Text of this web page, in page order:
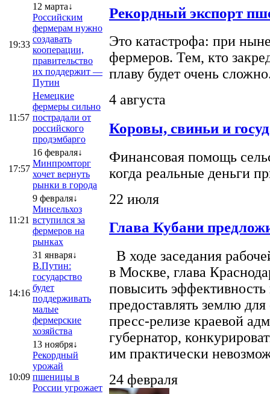
19:33
12 марта↓
Российским
фермерам нужно
создавать
кооперации,
правительство
их поддержит —
Путин
11:57
Немецкие
фермеры сильно
пострадали от
российского
продэмбарго
17:57
16 февраля↓
Минпромторг
хочет вернуть
рынки в города
11:21
9 февраля↓
Минсельхоз
вступился за
фермеров на
рынках
14:16
31 января↓
В.Путин:
государство
будет
поддерживать
малые
фермерские
хозяйства
10:09
13 ноября↓
Рекордный
урожай
пшеницы в
России угрожает
Рекордный экспорт
Это катастрофа: при
фермеров. Тем, кто
плаву будет очень
4 августа
Коровы, свиньи и
Финансовая помощь
когда реальные деньги
22 июля
Глава Кубани
В ходе заседания
в Москве, глава
повысить эффективность
предоставлять землю
пресс-релизе краевой
губернатор,
им практически
24 февраля